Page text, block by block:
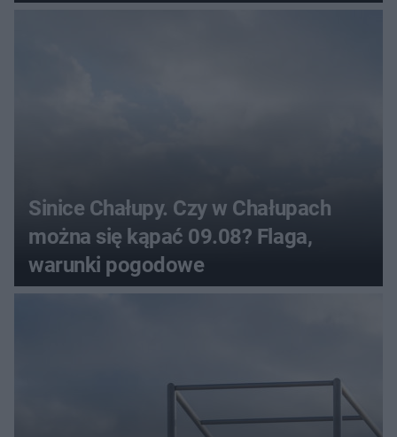
Sinice Chałupy. Czy w Chałupach
można się kąpać 09.08? Flaga,
warunki pogodowe